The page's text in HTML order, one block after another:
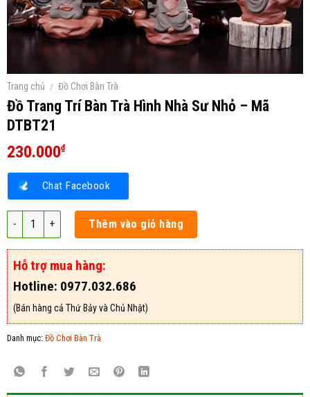
Trang chủ / Đồ Chơi Bàn Trà
Đồ Trang Trí Bàn Trà Hình Nhà Sư Nhỏ – Mã
DTBT21
230.000₫
Chat Facebook
Đồ Trang Trí Bàn Trà Hình Nhà Sư Nhỏ - Mã DTBT21 số lượng
Thêm vào giỏ hàng
Hỗ trợ mua hàng:
Hotline: 0977.032.686
(Bán hàng cả Thứ Bảy và Chủ Nhật)
Danh mục: Đồ Chơi Bàn Trà